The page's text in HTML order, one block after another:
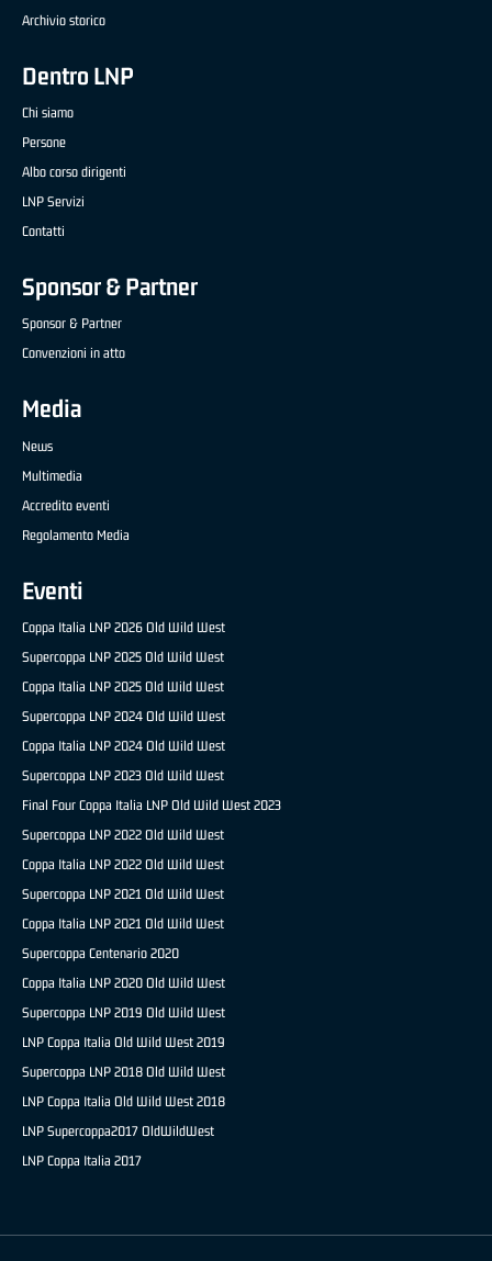
Archivio storico
Dentro LNP
Chi siamo
Persone
Albo corso dirigenti
LNP Servizi
Contatti
Sponsor & Partner
Sponsor & Partner
Convenzioni in atto
Media
News
Multimedia
Accredito eventi
Regolamento Media
Eventi
Coppa Italia LNP 2026 Old Wild West
Supercoppa LNP 2025 Old Wild West
Coppa Italia LNP 2025 Old Wild West
Supercoppa LNP 2024 Old Wild West
Coppa Italia LNP 2024 Old Wild West
Supercoppa LNP 2023 Old Wild West
Final Four Coppa Italia LNP Old Wild West 2023
Supercoppa LNP 2022 Old Wild West
Coppa Italia LNP 2022 Old Wild West
Supercoppa LNP 2021 Old Wild West
Coppa Italia LNP 2021 Old Wild West
Supercoppa Centenario 2020
Coppa Italia LNP 2020 Old Wild West
Supercoppa LNP 2019 Old Wild West
LNP Coppa Italia Old Wild West 2019
Supercoppa LNP 2018 Old Wild West
LNP Coppa Italia Old Wild West 2018
LNP Supercoppa2017 OldWildWest
LNP Coppa Italia 2017